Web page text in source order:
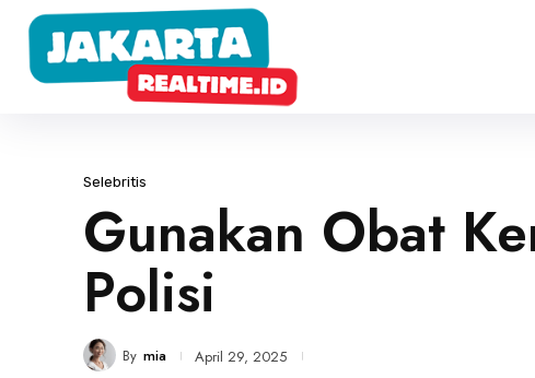
Selebritis
Gunakan Obat
Polisi
By mia April 29, 2025